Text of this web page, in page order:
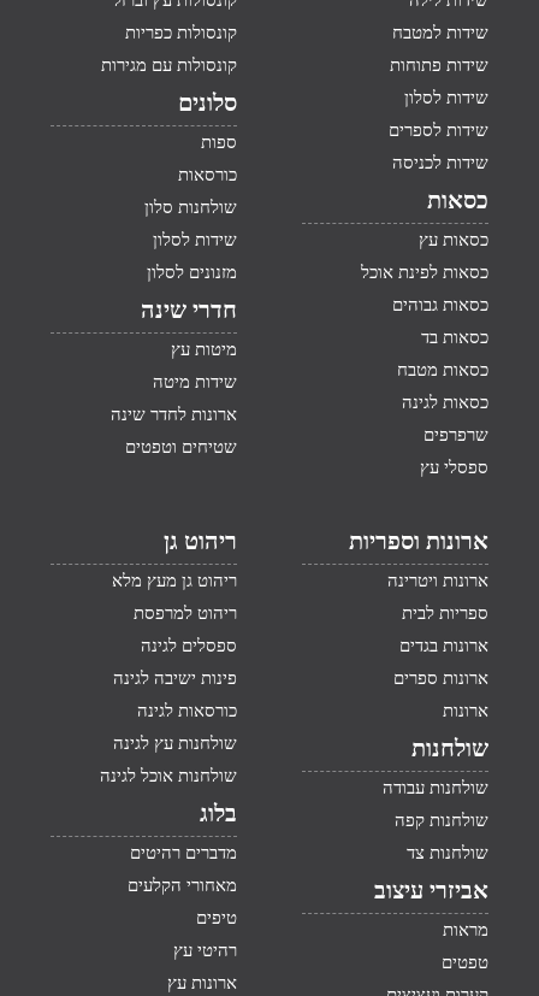
שידות למטבח
שידות פתוחות
שידות לסלון
שידות לספרים
שידות לכניסה
כסאות
כסאות עץ
כסאות לפינת אוכל
כסאות גבוהים
כסאות בד
כסאות מטבח
כסאות לגינה
שרפרפים
ספסלי עץ
קונסולות כפריות
קונסולות עם מגירות
סלונים
ספות
כורסאות
שולחנות סלון
שידות לסלון
מזנונים לסלון
חדרי שינה
מיטות עץ
שידות מיטה
ארונות לחדר שינה
שטיחים וטפטים
ארונות וספריות
ארונות ויטרינה
ספריות לבית
ארונות בגדים
ארונות ספרים
ארונות
שולחנות
שולחנות עבודה
שולחנות קפה
שולחנות צד
אביזרי עיצוב
מראות
טפטים
ריהוט גן
ריהוט גן מעץ מלא
ריהוט למרפסת
ספסלים לגינה
פינות ישיבה לגינה
כורסאות לגינה
שולחנות עץ לגינה
שולחנות אוכל לגינה
בלוג
מדברים רהיטים
מאחורי הקלעים
טיפים
רהיטי עץ
ארונות עץ